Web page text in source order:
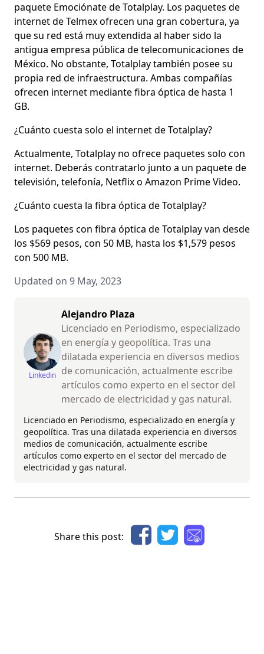
paquete Emociónate de Totalplay. Los paquetes de
internet de Telmex ofrecen una gran cobertura, ya
que su red está muy extendida al haber sido la
antigua empresa pública de telecomunicaciones de
México. No obstante, Totalplay también posee su
propia red de infraestructura. Ambas compañías
ofrecen internet mediante fibra óptica de hasta 1
GB.
¿Cuánto cuesta solo el internet de Totalplay?
Actualmente, Totalplay no ofrece paquetes solo con
internet. Deberás contratarlo junto a un paquete de
televisión, telefonía, Netflix o Amazon Prime Video.
¿Cuánto cuesta la fibra óptica de Totalplay?
Los paquetes con fibra óptica de Totalplay van desde
los $569 pesos, con 50 MB, hasta los $1,579 pesos
con 500 MB.
Updated on 9 May, 2023
Linkedin
Alejandro Plaza
Licenciado en Periodismo, especializado
en energía y geopolítica. Tras una
dilatada experiencia en diversos medios
de comunicación, actualmente escribe
artículos como experto en el sector del
mercado de electricidad y gas natural.
Licenciado en Periodismo, especializado en energía y
geopolítica. Tras una dilatada experiencia en diversos
medios de comunicación, actualmente escribe
artículos como experto en el sector del mercado de
electricidad y gas natural.
Share this post: